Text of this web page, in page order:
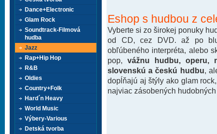
Eshop s hudbou z
Vyberte si zo širokej ponuky
od CD, cez DVD. až po
obľúbeného interpréta, alebo
pop, vážnu hudbu, operu,
slovenskú a českú hudbu ,
dopĺňajú aj štýly ako glam
najviac zásobených
Dance+Electronic
Glam Rock
Soundtrack-Filmová
hudba
Jazz
Rap+Hip Hop
R&B
Oldies
Country+Folk
Hard´n Heavy
World Music
Výbery-Various
Detská tvorba